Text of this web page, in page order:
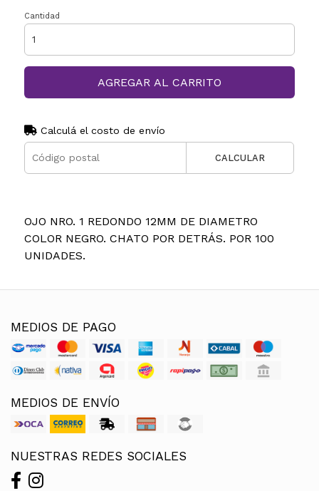
Cantidad
AGREGAR AL CARRITO
Calculá el costo de envío
CALCULAR
OJO NRO. 1 REDONDO 12MM DE DIAMETRO
COLOR NEGRO. CHATO POR DETRÁS. POR 100
UNIDADES.
MEDIOS DE PAGO
MEDIOS DE ENVÍO
NUESTRAS REDES SOCIALES